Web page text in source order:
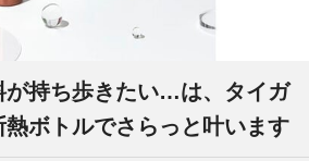
が持ち歩きたい…は、タイガ
ボトルでさらっと叶います